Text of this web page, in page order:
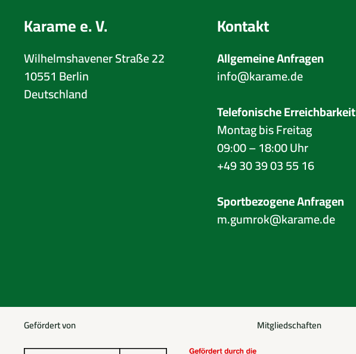
Karame e. V.
Wilhelmshavener Straße 22
10551 Berlin
Deutschland
Kontakt
Allgemeine Anfragen
info@karame.de
Telefonische Erreichbarkeit
Montag bis Freitag
09:00 – 18:00 Uhr
+49 30 39 03 55 16
Sportbezogene Anfragen
m.gumrok@karame.de
Gefördert von Mitgliedschaften